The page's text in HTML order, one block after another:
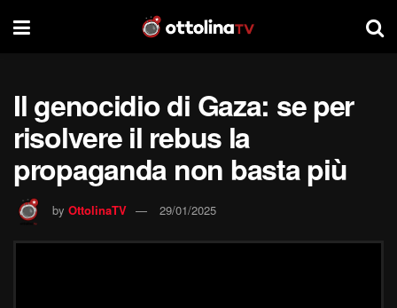
Il genocidio di Gaza: se per
risolvere il rebus la
propaganda non basta più
by OttolinaTV 29/01/2025